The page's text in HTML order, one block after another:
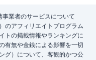
業者のサービスについて
のアフィリエイトプログラム
トの掲載情報やランキングに
有無や金銭による影響を一切
グ）について、客観的かつ公